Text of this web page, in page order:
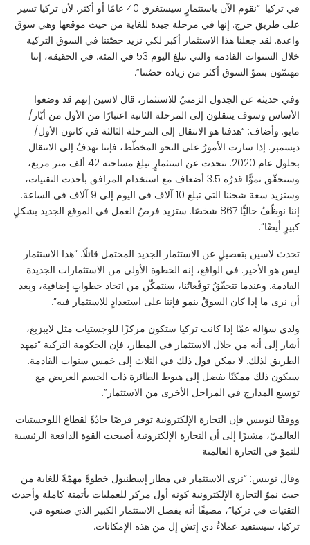
في تركيا: “نقوم الآن باستثمارٍ سيستغرق 40 عامًا أو أكثر. لأن تركيا تسير
على طريق حرج. إنها في مرحلة جيدة للغاية من حيث موقعها وهي سوق
واعدة. لقد جعلنا هذا الاستثمار أكبر لكي نزيد حصّتنا في السوق التركية
خلال السنوات القادمة والتي تبلغ اليوم 53 في المئة. في الحقيقة، إننا
مهتمّون بنموّ السوق أكثر من زيادة حصّتنا”.
وفي حديثه عن الجدول الزمنيّ للاستثمار، قال لاسين إنهم قد وضعوا
الأساس وسوف ينتقلون إلى المرحلة الثانية اعتبارًا من الأول من أيّار/
مايو. وأضاف: “هدفنا هو الانتقال إلى المرحلة الثالثة في كانون الأول/
ديسمبر. إذا سارت الأمورُ على النحو المخطّط، فإننا نهدفُ إلى الانتقال
بحلول عام 2020. نتحدث عن استثمارٍ تبلغ مساحته 42 ألف متر مربع،
وسنحقّق نموًّا قدرُه 3.5 أضعاف مع استخدام المرافق بأحدث التقنيات،
وستزيد سعة شحننا التي تبلغ 10 آلاف في اليوم إلى 9 آلاف في الساعة.
إننا نوظّفُ حاليًّا 867 شخصًا. ستزيد فرصُ العمل في الموقع الجديد بشكلٍ
كبيرٍ أيضًا”.
تحدث لاسين بتفصيلٍ عن الاستثمار الجديد المحتمل قائلًا: “هذا الاستثمار
ليس هو الأخير. في الواقع، إنه الخطوة الأولى من الاستثمارات الجديدة
القادمة. وعندما تتحقّقُ توقّعاتُنا، سنتمكّن من اتخاذ خطواتٍ إضافية، وبعد
أن نرى ما إذا كان السوقُ ينمو فإننا على استعدادٍ للاستثمار فيه”.
ولدى سؤاله عمّا إذا كانت تركيا ستكون مركزًا للوجستيات مثل لايبزيغ،
أشار إلى أنه من خلال الاستثمار في المطار، فإن الحكومة التركية “تمهد
الطريق لذلك. لا يمكن قول ذلك في الثلاث إلى خمس سنوات القادمة.
سيكون ذلك ممكنًا بفضل إلى هبوط الطائرة ذات الجسم العريض مع
توسيع المدارج في المراحل الأخرى من الاستثمار”.
ووفقًا لنوبيس فإن التجارة الإلكترونية توفر فرصًا جادّةً لقطاع اللوجستيات
العالميّ، مشيرًا إلى أن التجارة الإلكترونية أصبحت القوة الدافعة الرئيسية
للنموّ في التجارة العالمية.
وقال نوبيس: “نرى الاستثمار في مطار إسطنبول خطوةً مهمّةً للغاية من
حيث نموّ التجارة الإلكترونية كونه أول مركز للعمليات بأتمتة كاملة وأحدث
التقنيات في تركيا”، مضيفًا أنه بفضل الاستثمار الكبير الذي صنعوه في
تركيا، سيستفيد عملاءُ دي إتش إل من هذه الإمكانات.